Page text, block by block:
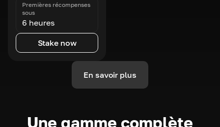
Premières récompenses
sous
6 heures
Stake now
En savoir plus
Une gamme complète